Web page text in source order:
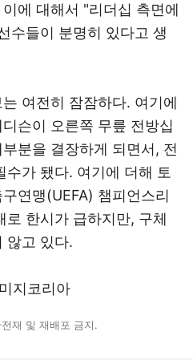
에 대해서 "리더십 측면에
수들이 분명히 있다고 생
여전히 잠잠하다. 여기에
슨이 오른쪽 무릎 전방십
분을 결장하게 되면서, 전
수가 됐다. 여기에 더해 토
연맹(UEFA) 챔피언스리
로 한시가 급하지만, 구체
않고 있다.
지코리아
재 및 재배포 금지.